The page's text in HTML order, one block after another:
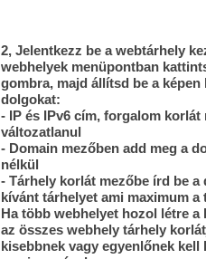
2, Jelentkezz be a webtárhely
webhelyek menüpontban
gombra, majd állítsd be a képen
dolgokat:
- IP és IPv6 cím, forgalom korlát
változatlanul
- Domain mezőben add meg a
nélkül
- Tárhely korlát mezőbe írd be
kívánt tárhelyet ami maximum a
Ha több webhelyet hozol létre a
az összes webhely tárhely
kisebbnek vagy egyenlőnek kell